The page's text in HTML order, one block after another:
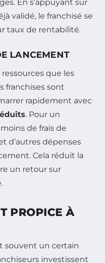
En s’appuyant sur
validé, le franchisé se
taux de rentabilité.
LANCEMENT
ressources que les
franchises sont
rapidement avec
. Pour un
de frais de
d’autres dépenses
Cela réduit la
un retour sur
PROPICE À
souvent un certain
investissent